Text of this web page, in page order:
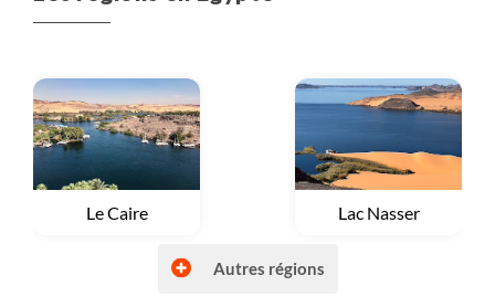
Voyage
Le Caire Voyage
Lac Nasser
Autres régions